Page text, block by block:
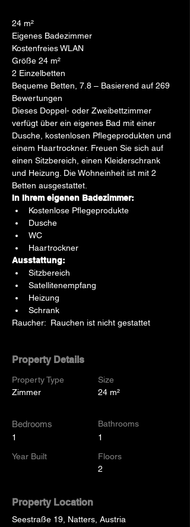
24 m²
Eigenes Badezimmer
Kostenfreies WLAN
Größe 24 m²
2 Einzelbetten
Bequeme Betten, 7.8 – Basierend auf 269
Bewertungen
Dieses Doppel- oder Zweibettzimmer
verfügt über ein eigenes Bad mit einer
Dusche, kostenlosen Pflegeprodukten und
einem Haartrockner. Freuen Sie sich auf
einen Sitzbereich, einen Kleiderschrank
und Heizung. Die Wohneinheit ist mit 2
Betten ausgestattet.
In Ihrem eigenen Badezimmer:
Kostenlose Pflegeprodukte
Dusche
WC
Haartrockner
Ausstattung:
Sitzbereich
Satellitenempfang
Heizung
Schrank
Raucher:  Rauchen ist nicht gestattet
Property Details
Property Type
Zimmer
Bedrooms
1
Year Built
Size
24 m²
Bathrooms
1
Floors
2
Property Location
Seestraße 19, Natters, Austria